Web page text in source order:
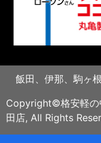
飯田、伊那、駒ヶ
Copyright©格安軽
田店, All Rights